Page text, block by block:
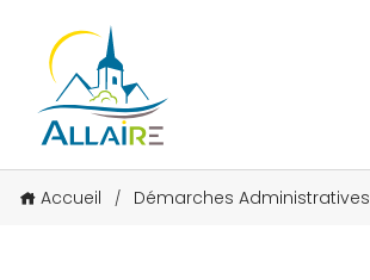
Accueil / Démarches Administratives